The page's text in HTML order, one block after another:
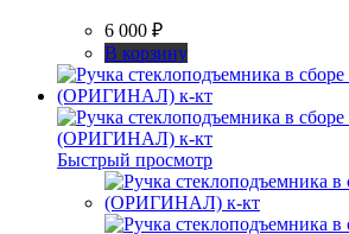
6 000 ₽
В корзину
Быстрый просмотр